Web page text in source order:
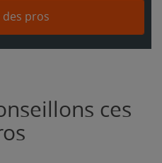
pros
ces